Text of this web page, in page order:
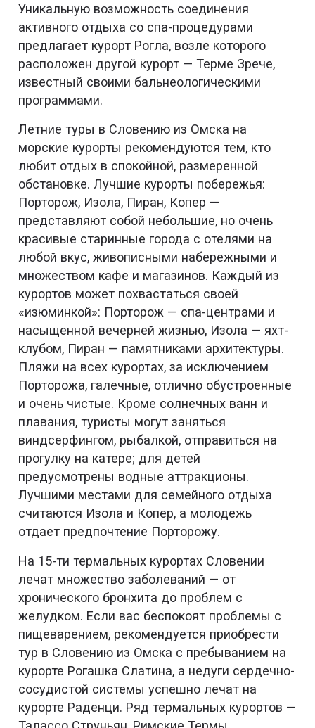
Уникальную возможность соединения
активного отдыха со спа-процедурами
предлагает курорт Рогла, возле которого
расположен другой курорт — Терме Зрече,
известный своими бальнеологическими
программами.
Летние туры в Словению из Омска на
морские курорты рекомендуются тем, кто
любит отдых в спокойной, размеренной
обстановке. Лучшие курорты побережья:
Порторож, Изола, Пиран, Копер —
представляют собой небольшие, но очень
красивые старинные города с отелями на
любой вкус, живописными набережными и
множеством кафе и магазинов. Каждый из
курортов может похвастаться своей
«изюминкой»: Порторож — спа-центрами и
насыщенной вечерней жизнью, Изола — яхт-
клубом, Пиран — памятниками архитектуры.
Пляжи на всех курортах, за исключением
Порторожа, галечные, отлично обустроенные
и очень чистые. Кроме солнечных ванн и
плавания, туристы могут заняться
виндсерфингом, рыбалкой, отправиться на
прогулку на катере; для детей
предусмотрены водные аттракционы.
Лучшими местами для семейного отдыха
считаются Изола и Копер, а молодежь
отдает предпочтение Порторожу.
На 15-ти термальных курортах Словении
лечат множество заболеваний — от
хронического бронхита до проблем с
желудком. Если вас беспокоят проблемы с
пищеварением, рекомендуется приобрести
тур в Словению из Омска с пребыванием на
курорте Рогашка Слатина, а недуги сердечно-
сосудистой системы успешно лечат на
курорте Раденци. Ряд термальных курортов —